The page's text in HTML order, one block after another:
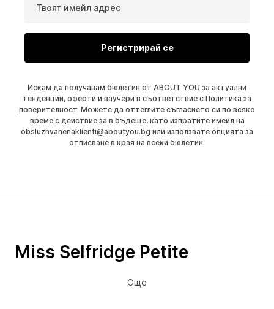
Твоят имейл адрес
Регистрирай се
Искам да получавам бюлетин от ABOUT YOU за актуални
тенденции, оферти и ваучери в съответствие с Политика за
поверителност. Можете да оттеглите съгласието си по всяко
време с действие за в бъдеще, като изпратите имейл на
obsluzhvanenaklienti@aboutyou.bg или използвате опцията за
отписване в края на всеки бюлетин.
Miss Selfridge Petite
Още